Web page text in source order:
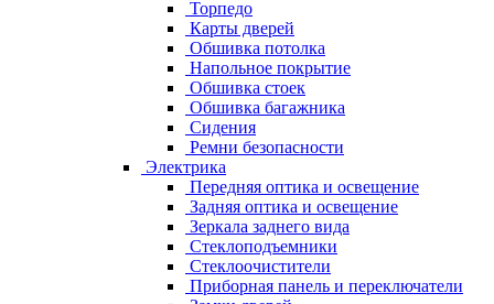
Торпедо
Карты дверей
Обшивка потолка
Напольное покрытие
Обшивка стоек
Обшивка багажника
Сидения
Ремни безопасности
Электрика
Передняя оптика и освещение
Задняя оптика и освещение
Зеркала заднего вида
Стеклоподъемники
Стеклоочистители
Приборная панель и переключатели